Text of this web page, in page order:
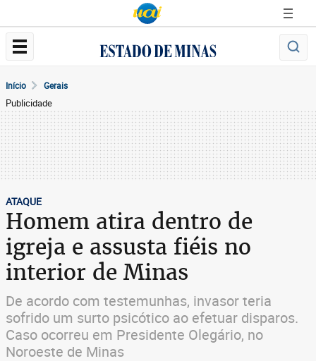
Início Gerais
Publicidade
ATAQUE
Homem atira dentro de
igreja e assusta fiéis no
interior de Minas
De acordo com testemunhas, invasor teria
sofrido um surto psicótico ao efetuar disparos.
Caso ocorreu em Presidente Olegário, no
Noroeste de Minas